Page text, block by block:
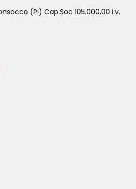
(PI) Cap.Soc 105.000,00 i.v.